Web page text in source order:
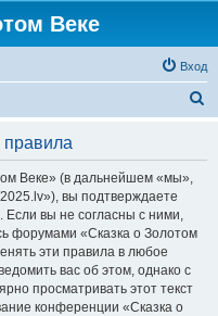
Веке
Вход
Веке» (в дальнейшем «мы»,
вы подтверждаете
Если вы не согласны с ними,
форумами «Сказка о Золотом
эти правила в любое
вас об этом, однако с
просматривать этот текст
конференции «Сказка о